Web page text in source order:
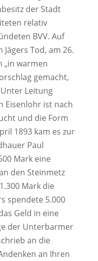
der Stadt
relativ
BVV. Auf
Tod, am 26.
„in warmen
gemacht,
Leitung
Eisenlohr ist nach
und die Form
1893 kam es zur
Paul
Mark eine
den Steinmetz
Mark die
spendete 5.000
Geld in eine
der Unterbarmer
an die
an Ihren